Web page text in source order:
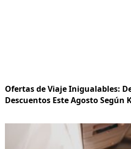
Ofertas de Viaje Inigualables:
Descuentos Este Agosto Según